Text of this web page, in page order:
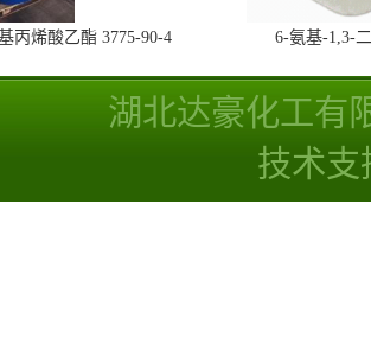
丙烯酸乙酯 3775-90-4 6-氨基-1,3-
湖北达豪化工有
技术